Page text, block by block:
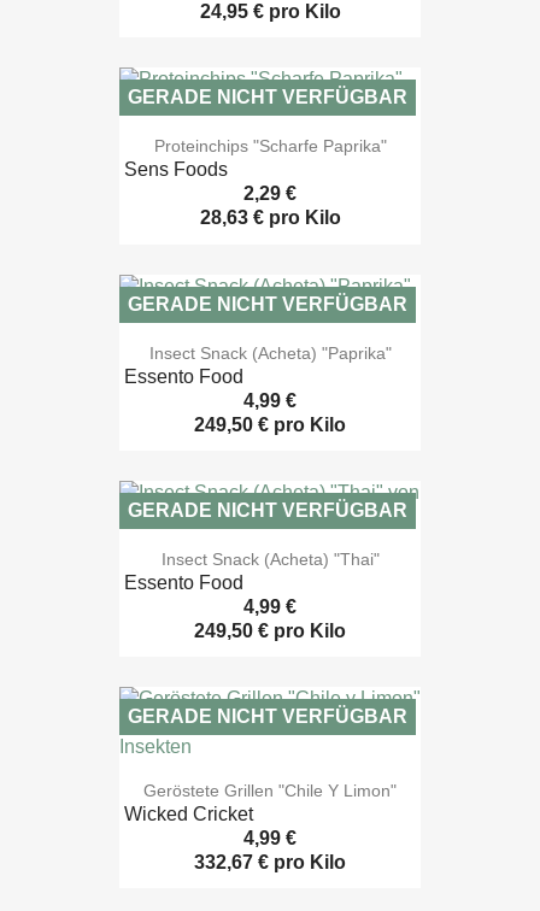
24,95 € pro Kilo
 Vorschau
Proteinchips "Scharfe Paprika"
Sens Foods
2,29 €
28,63 € pro Kilo
GERADE NICHT VERFÜGBAR
 Vorschau
Insect Snack (Acheta) "Paprika"
Essento Food
4,99 €
249,50 € pro Kilo
GERADE NICHT VERFÜGBAR
 Vorschau
Insect Snack (Acheta) "Thai"
Essento Food
4,99 €
249,50 € pro Kilo
GERADE NICHT VERFÜGBAR
 Vorschau
Geröstete Grillen "Chile Y Limon"
Wicked Cricket
4,99 €
332,67 € pro Kilo
GERADE NICHT VERFÜGBAR